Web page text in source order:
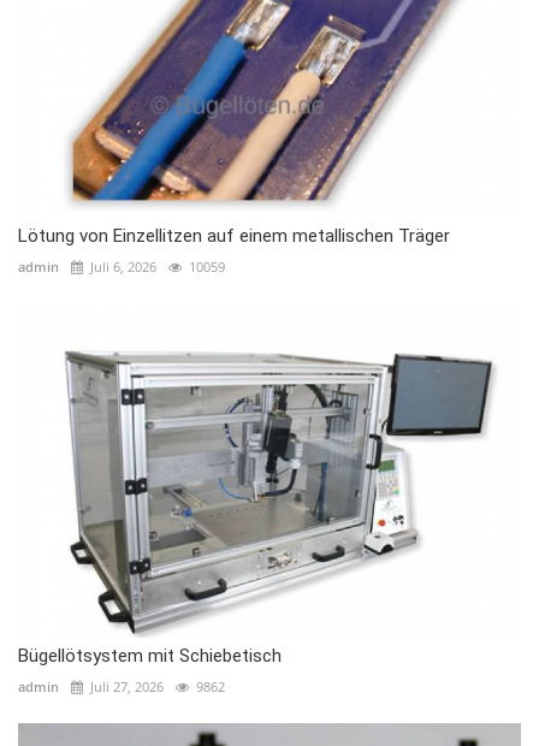
Lötung von Einzellitzen auf einem metallischen Träger
admin Juli 6, 2026 10059
Bügellötsystem mit Schiebetisch
admin Juli 27, 2026 9862